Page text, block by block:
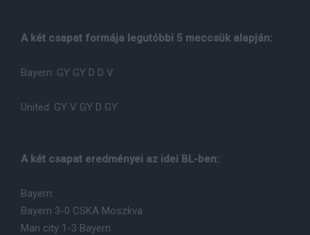
A két csapat formája legutóbbi 5 meccsük alapján:
Bayern: GY GY D D V
United: GY V GY D GY
A két csapat eredményei az idei BL-ben:
Bayern:
Bayern 3-0 CSKA Moszkva
Man city 1-3 Bayern